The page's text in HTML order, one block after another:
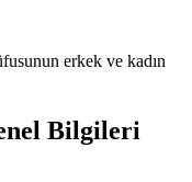
erkek ve kadın
Bilgileri